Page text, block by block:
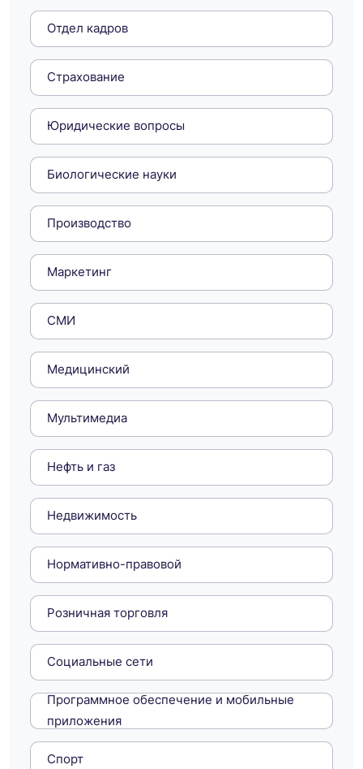
Отдел кадров
Страхование
Юридические вопросы
Биологические науки
Производство
Маркетинг
СМИ
Медицинский
Мультимедиа
Нефть и газ
Недвижимость
Нормативно-правовой
Розничная торговля
Социальные сети
Программное обеспечение и мобильные
приложения
Спорт